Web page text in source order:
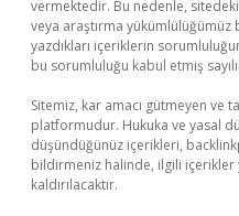
vermektedir. Bu nedenle,
veya araştırma
yazdıkları içeriklerin
bu sorumluluğu kabul etmiş
Sitemiz, kar amacı gütmeyen ve
platformudur. Hukuka ve yasal
düşündüğünüz içerikleri,
bildirmeniz halinde, ilgili
kaldırılacaktır.